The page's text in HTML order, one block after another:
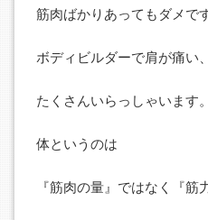
筋肉ばかりあってもダメです
ボディビルダーで肩が痛い
たくさんいらっしゃいます。
体というのは
『筋肉の量』ではなく『筋